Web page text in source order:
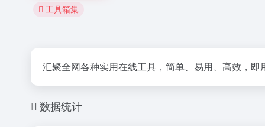
工具箱集
汇聚全网各种实用在线工具，简单、易用、高效，即
数据统计